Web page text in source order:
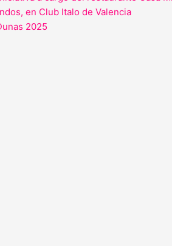
en Club Italo de Valencia
2025